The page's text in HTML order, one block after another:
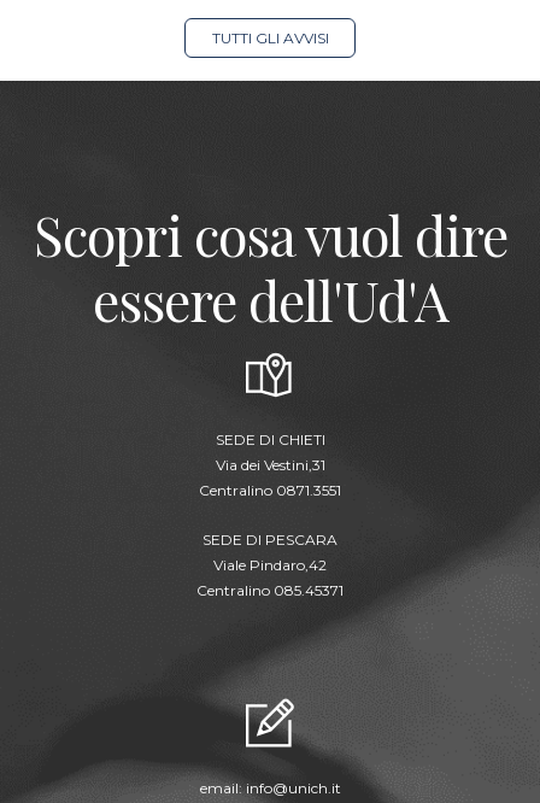
TUTTI GLI AVVISI
Scopri cosa vuol dire
essere dell'Ud'A
SEDE DI CHIETI
Via dei Vestini,31
Centralino 0871.3551
SEDE DI PESCARA
Viale Pindaro,42
Centralino 085.45371
email:info@unich.it